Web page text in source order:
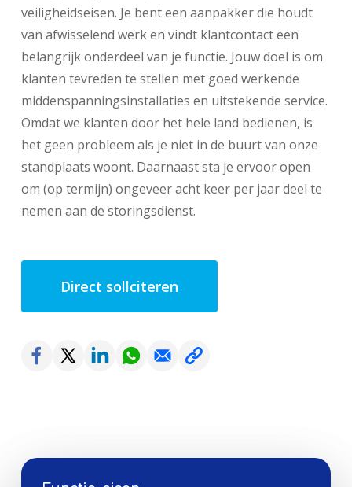
veiligheidseisen. Je bent een aanpakker die houdt
van afwisselend werk en vindt klantcontact een
belangrijk onderdeel van je functie. Jouw doel is om
klanten tevreden te stellen met goed werkende
middenspanningsinstallaties en uitstekende service.
Omdat we klanten door het hele land bedienen, is
het geen probleem als je niet in de buurt van onze
standplaats woont. Daarnaast sta je ervoor open
om (op termijn) ongeveer acht keer per jaar deel te
nemen aan de storingsdienst.
Direct sollciteren